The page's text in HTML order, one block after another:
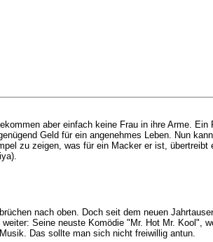
aber einfach keine Frau in ihre Arme.
Geld für ein angenehmes Leben. Nun
zu zeigen, was für ein Macker er ist,
nach oben. Doch seit dem neuen
Seine neuste Komödie "Mr. Hot Mr. Kool",
Das sollte man sich nicht freiwillig antun.